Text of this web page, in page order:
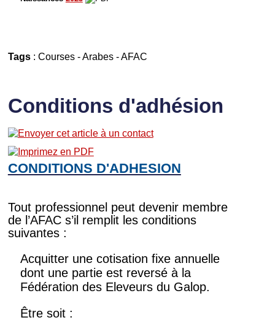
Tags: Courses-Arabes-AFAC
Conditions d'adhésion
CONDITIONS D'ADHESION
Tout professionnel peut devenir membre
de l’AFAC s’il remplit les conditions
suivantes :
Acquitter une cotisation fixe annuelle
dont une partie est reversé à la
Fédération des Eleveurs du Galop.
Être soit :